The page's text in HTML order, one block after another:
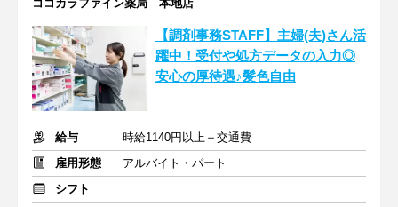
ココカラファイン薬局 本地店
【調剤事務STAFF】主婦(夫)さん活
躍中！受付や処方データの入力◎
安心の厚待遇♪髪色自由
給与
時給1140円以上＋交通費
雇用形態
アルバイト・パート
シフト